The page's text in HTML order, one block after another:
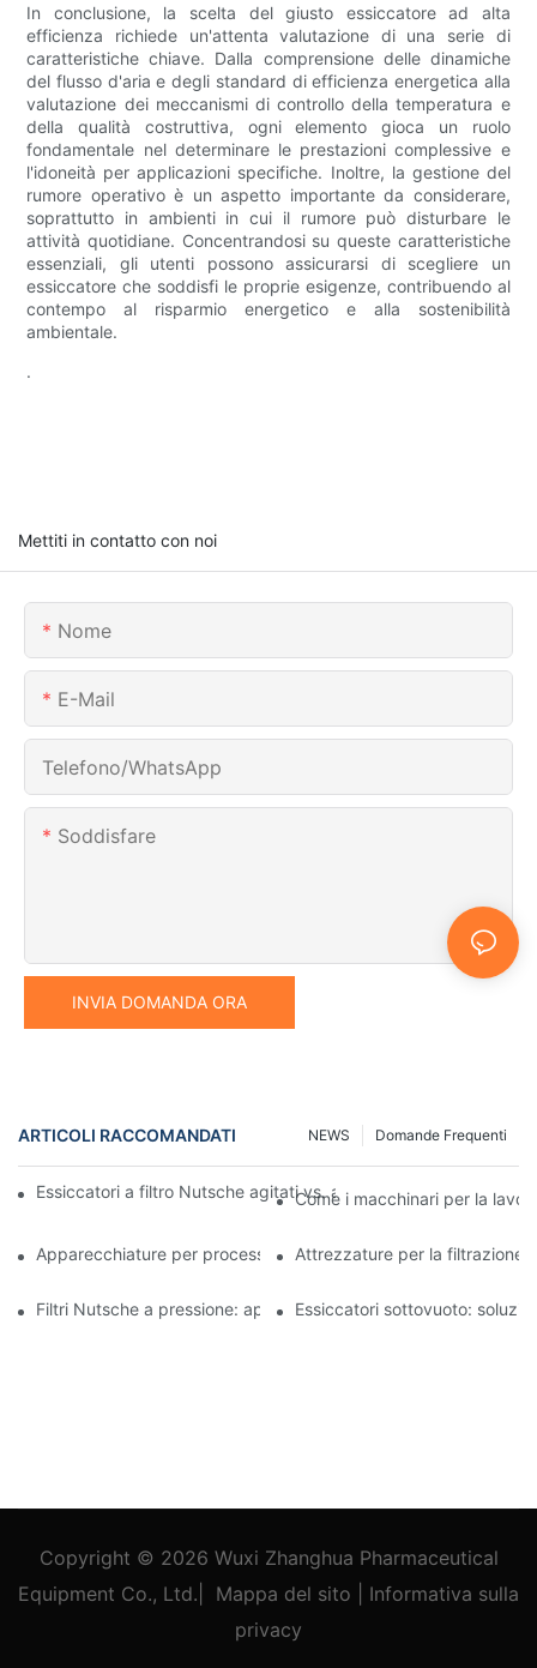
In conclusione, la scelta del giusto essiccatore ad alta
efficienza richiede un'attenta valutazione di una serie di
caratteristiche chiave. Dalla comprensione delle dinamiche
del flusso d'aria e degli standard di efficienza energetica alla
valutazione dei meccanismi di controllo della temperatura e
della qualità costruttiva, ogni elemento gioca un ruolo
fondamentale nel determinare le prestazioni complessive e
l'idoneità per applicazioni specifiche. Inoltre, la gestione del
rumore operativo è un aspetto importante da considerare,
soprattutto in ambienti in cui il rumore può disturbare le
attività quotidiane. Concentrandosi su queste caratteristiche
essenziali, gli utenti possono assicurarsi di scegliere un
essiccatore che soddisfi le proprie esigenze, contribuendo al
contempo al risparmio energetico e alla sostenibilità
ambientale.
.
Mettiti in contatto con noi
Nome
E-Mail
Telefono/WhatsApp
Soddisfare
INVIA DOMANDA ORA
ARTICOLI RACCOMANDATI Domande Frequenti
NEWS
Essiccatori a filtro Nutsche agitati vs. altri metodi di
Come i macchinari per la
Apparecchiature per processi industriali: innovazioni che
Attrezzature per la filtrazione
Filtri Nutsche a pressione: applicazioni nell'industria chimica e
Essiccatori sottovuoto:
Copyright © 2026 Wuxi Zhanghua Pharmaceutical
Equipment Co., Ltd.
Mappa del sito Informativa sulla
privacy